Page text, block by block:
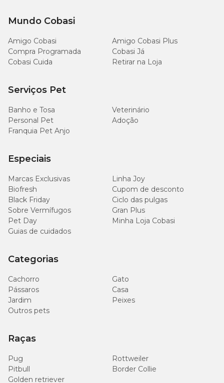
Mundo Cobasi
Amigo Cobasi
Amigo Cobasi Plus
Compra Programada
Cobasi Já
Cobasi Cuida
Retirar na Loja
Serviços Pet
Banho e Tosa
Veterinário
Personal Pet
Adoção
Franquia Pet Anjo
Especiais
Marcas Exclusivas
Linha Joy
Biofresh
Cupom de desconto
Black Friday
Ciclo das pulgas
Sobre Vermífugos
Gran Plus
Pet Day
Minha Loja Cobasi
Guias de cuidados
Categorias
Cachorro
Gato
Pássaros
Casa
Jardim
Peixes
Outros pets
Raças
Pug
Rottweiler
Pitbull
Border Collie
Golden retriever